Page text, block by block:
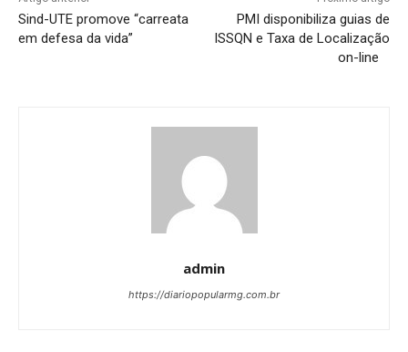
Sind-UTE promove “carreata
em defesa da vida”
PMI disponibiliza guias de
ISSQN e Taxa de Localização
on-line
admin
https://diariopopularmg.com.br